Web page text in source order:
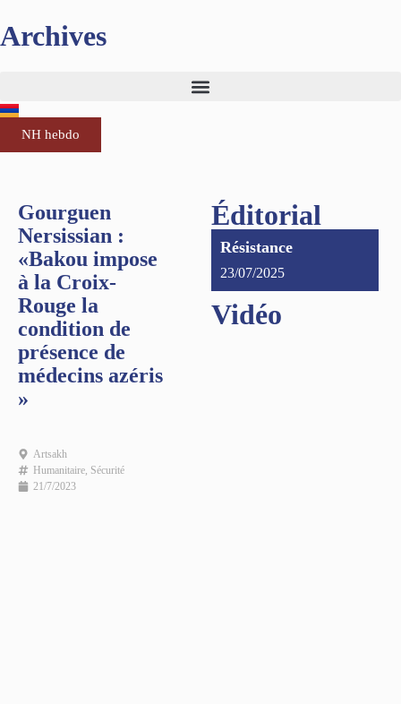
Archives
NH hebdo
Gourguen
Nersissian :
«Bakou impose
à la Croix-
Rouge la
condition de
présence de
médecins azéris
»
Artsakh
Humanitaire, Sécurité
21/7/2023
Éditorial
Résistance
23/07/2025
Vidéo